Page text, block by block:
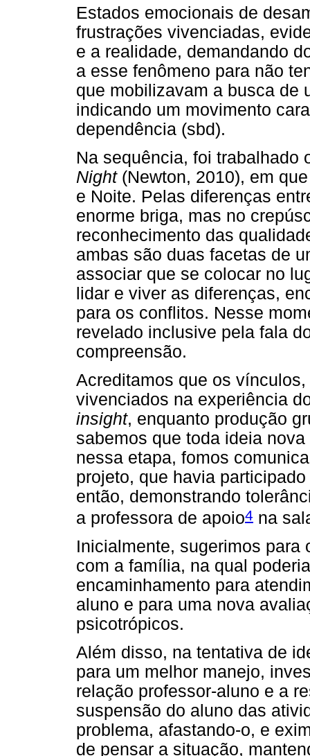
Estados emocionais de
frustrações vivenciadas,
e a realidade, demandando
a esse fenômeno para não
que mobilizavam a busca de
indicando um movimento
dependência (sbd).
Na sequência, foi
Night(Newton, 2010), em
e Noite. Pelas diferenças
enorme briga, mas no
reconhecimento das
ambas são duas facetas de
associar que se colocar no
lidar e viver as diferenças,
para os conflitos. Nesse
revelado inclusive pela fala
compreensão.
Acreditamos que os
vivenciados na experiência
insight, enquanto produção
sabemos que toda ideia
nessa etapa, fomos
projeto, que havia
então, demonstrando
a professora de apoio4 na
Inicialmente, sugerimos para
com a família, na qual
encaminhamento para
aluno e para uma nova
psicotrópicos.
Além disso, na tentativa de
para um melhor manejo,
relação professor-aluno e a
suspensão do aluno das
problema, afastando-o, e
de pensar a situação,